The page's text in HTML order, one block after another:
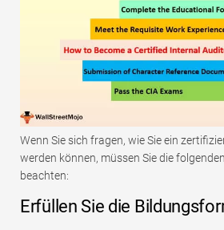
Wenn Sie sich fragen, wie Sie ein
werden können, müssen Sie die
beachten:
Erfüllen Sie die